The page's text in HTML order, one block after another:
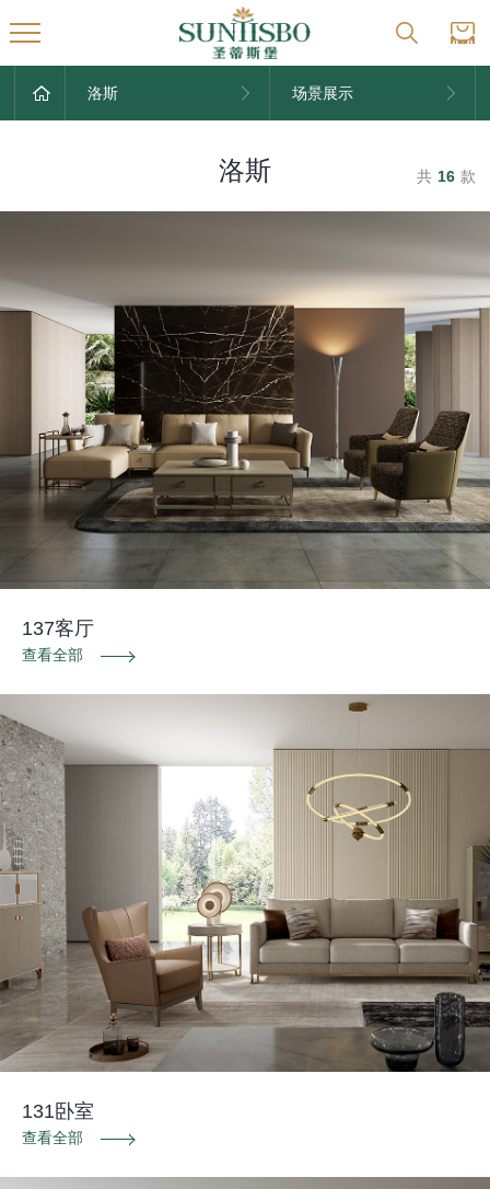
洛斯 场景展示
洛斯 共 16 款
137客厅
查看全部
131卧室
查看全部